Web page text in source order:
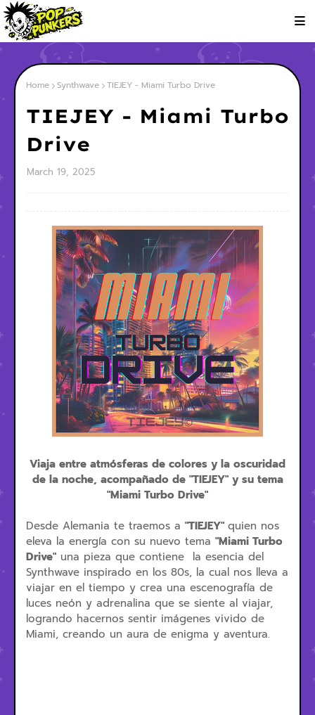
Home Synthwave TIEJEY - Miami Turbo Drive
TIEJEY - Miami Turbo
Drive
March 19, 2025
Viaja entre atmósferas de colores y la oscuridad
de la noche, acompañado de "TIEJEY" y su tema
"Miami Turbo Drive"
Desde Alemania te traemos a "TIEJEY" quien nos
eleva la energía con su nuevo tema "Miami Turbo
Drive" una pieza que contiene la esencia del
Synthwave inspirado en los 80s, la cual nos lleva a
viajar en el tiempo y crea una escenografía de
luces neón y adrenalina que se siente al viajar,
logrando hacernos sentir imágenes vivido de
Miami, creando un aura de enigma y aventura.